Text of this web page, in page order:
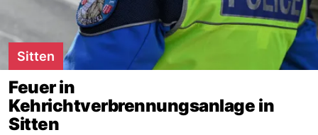
Sitten
Feuer in
Kehrichtverbrennungsanlage in
Sitten